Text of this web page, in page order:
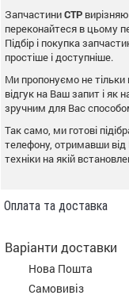
ЗапчастиниCTP
переконайтеся в цьому
Підбір і покупка
простіше і доступніше.
Ми пропонуємо не тільки
відгук на Ваш запит і як
зручним для Вас
Так само, ми готові
телефону, отримавши
техніки на якій
Оплата та доставка
Варіанти доставки
Нова Пошта
Самовивіз